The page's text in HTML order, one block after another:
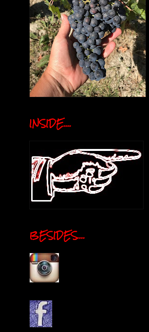
INSIDE....
BESIDES....